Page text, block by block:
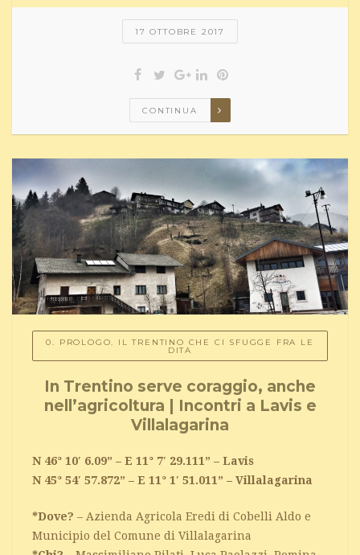
17 OTTOBRE 2017
CONTINUA
0. PROLOGO. IL TRENTINO CHE CI SFUGGE FRA LE
DITA
In Trentino serve coraggio, anche
nell’agricoltura | Incontri a Lavis e
Villalagarina
N 46° 10′ 6.09” – E 11° 7′ 29.111” – Lavis
N 45° 54′ 57.872” – E 11° 1′ 51.011” – Villalagarina
*Dove? – Azienda Agricola Eredi di Cobelli Aldo e
Municipio del Comune di Villalagarina